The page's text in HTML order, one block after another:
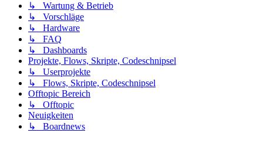
↳ Wartung & Betrieb
↳ Vorschläge
↳ Hardware
↳ FAQ
↳ Dashboards
Projekte, Flows, Skripte, Codeschnipsel
↳ Userprojekte
↳ Flows, Skripte, Codeschnipsel
Offtopic Bereich
↳ Offtopic
Neuigkeiten
↳ Boardnews